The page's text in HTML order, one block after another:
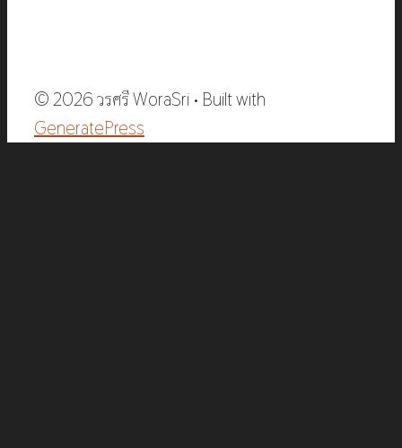
© 2026 วรศรี WoraSri • Built with
GeneratePress